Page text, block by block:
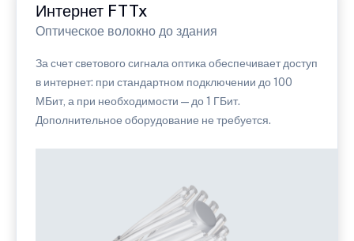
Интернет FTTx
Оптическое волокно до здания
За счет светового сигнала оптика обеспечивает доступ
в интернет: при стандартном подключении до 100
МБит, а при необходимости — до 1 ГБит.
Дополнительное оборудование не требуется.